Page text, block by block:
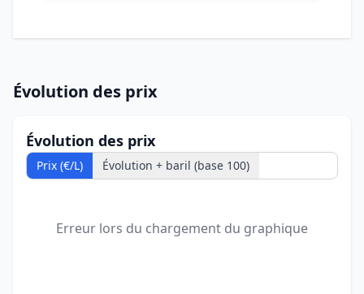
Évolution des prix
Évolution des prix
Prix (€/L) Évolution + baril (base 100)
Erreur lors du chargement du graphique